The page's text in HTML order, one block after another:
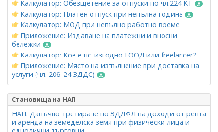
Калкулатор: Обезщетение за отпуски по чл.224 КТ
Калкулатор: Платен отпуск при непълна година
Калкулатор: МОД при непълно работно време
Приложение: Издаване на платежни и вносни
бележки
Калкулатор: Кое е по-изгодно ЕООД или freelancer?
Приложение: Място на изпълнение при доставка на
услуги (чл. 20б-24 ЗДДС)
Становища на НАП
НАП: Данъчно третиране по ЗДДФЛ на доходи от рента
и аренда на земеделска земя при физически лица и